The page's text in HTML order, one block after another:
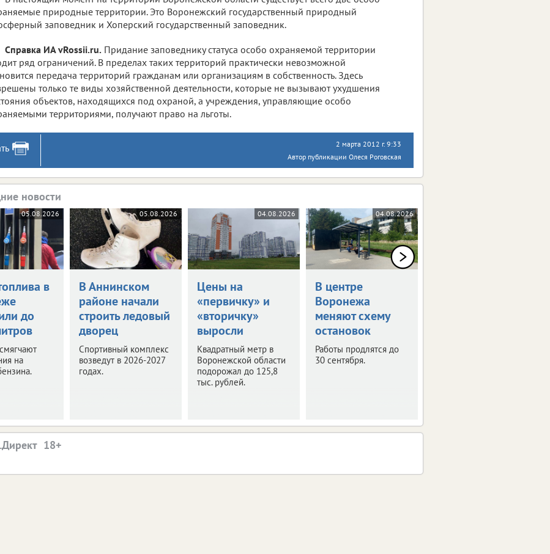
природные территории. Это Воронежский государственный природный
заповедник и Хоперский государственный заповедник.
Справка ИА vRossii.ru. Придание заповеднику статуса особо охраняемой территории
ряд ограничений. В пределах таких территорий практически невозможной
передача территорий гражданам или организациям в собственность. Здесь
только те виды хозяйственной деятельности, которые не вызывают ухудшения
объектов, находящихся под охраной, а учреждения, управляющие особо
территориями, получают право на льготы.
2 марта 2012 г. 9:33
Автор публикации Олеся Роговская
новости
05.08.2026
в
до
на
05.08.2026
В Аннинском
районе начали
строить ледовый
дворец
Спортивный комплекс
возведут в 2026-2027
годах.
04.08.2026
Цены на
«первичку» и
«вторичку»
выросли
Квадратный метр в
Воронежской области
подорожал до 125,8
тыс. рублей.
04.08.2026
В центре
Воронежа
меняют схему
остановок
Работы продлятся до
30 сентября.